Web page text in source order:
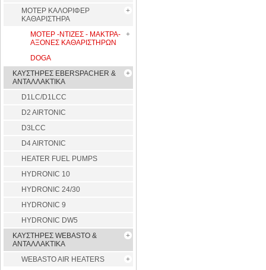
ΜΟΤΕΡ ΚΑΛΟΡΙΦΕΡ
ΚΑΘΑΡΙΣΤΗΡΑ
ΜΟΤΕΡ -ΝΤΙΖΕΣ - ΜΑΚΤΡΑ-
ΑΞΟΝΕΣ ΚΑΘΑΡΙΣΤΗΡΩΝ
DOGA
ΚΑΥΣΤΗΡΕΣ EBERSPACHER &
ΑΝΤΑΛΛΑΚΤΙΚΑ
D1LC/D1LCC
D2 AIRTONIC
D3LCC
D4 AIRTONIC
HEATER FUEL PUMPS
HYDRONIC 10
HYDRONIC 24/30
HYDRONIC 9
HYDRONIC DW5
ΚΑΥΣΤΗΡΕΣ WEBASTO &
ΑΝΤΑΛΛΑΚΤΙΚΑ
WEBASTO AIR HEATERS